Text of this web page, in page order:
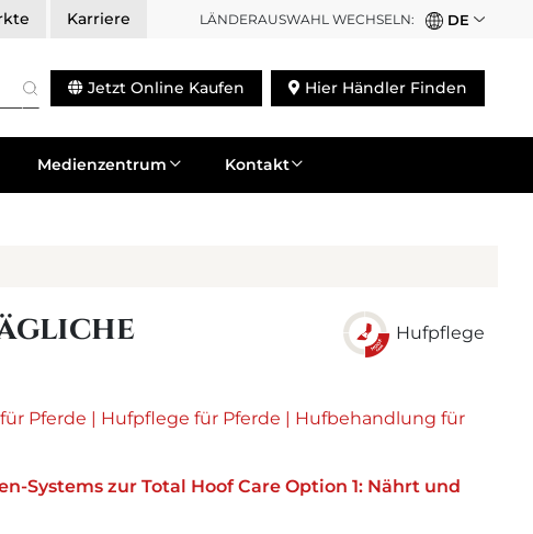
Karriere LÄNDERAUSWAHL WECHSELN: DE
Jetzt Online Kaufen Hier Händler Finden
Medienzentrum Kontakt
Hufpflege
Pferde | Hufpflege für Pferde | Hufbehandlung für
Systems zur Total Hoof Care Option 1: Nährt und